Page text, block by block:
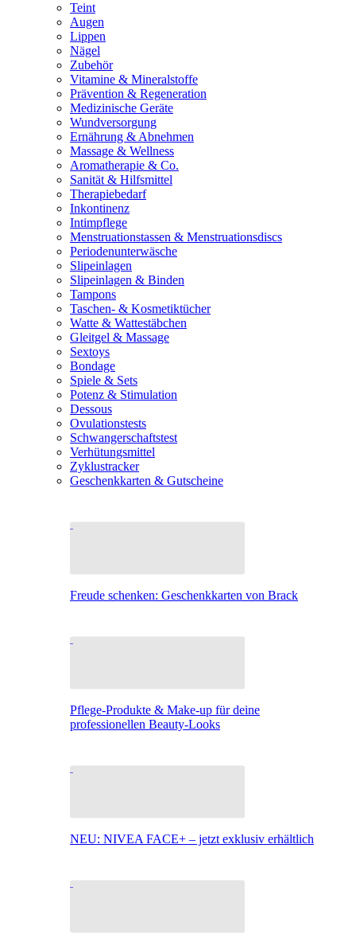
Teint
Augen
Lippen
Nägel
Zubehör
Vitamine & Mineralstoffe
Prävention & Regeneration
Medizinische Geräte
Wundversorgung
Ernährung & Abnehmen
Massage & Wellness
Aromatherapie & Co.
Sanität & Hilfsmittel
Therapiebedarf
Inkontinenz
Intimpflege
Menstruationstassen & Menstruationsdiscs
Periodenunterwäsche
Slipeinlagen
Slipeinlagen & Binden
Tampons
Taschen- & Kosmetiktücher
Watte & Wattestäbchen
Gleitgel & Massage
Sextoys
Bondage
Spiele & Sets
Potenz & Stimulation
Dessous
Ovulationstests
Schwangerschaftstest
Verhütungsmittel
Zyklustracker
Geschenkkarten & Gutscheine
Freude schenken: Geschenkkarten von Brack
Pflege-Produkte & Make-up für deine
professionellen Beauty-Looks
NEU: NIVEA FACE+ – jetzt exklusiv erhältlich